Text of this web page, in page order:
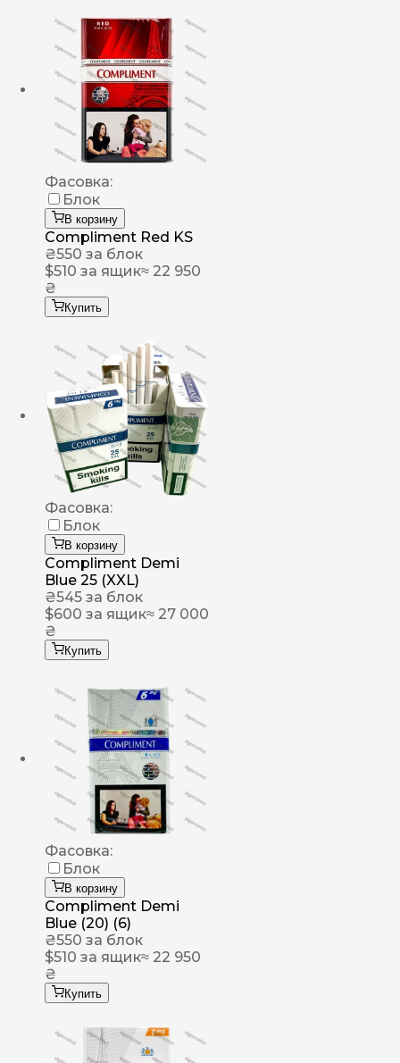
Фасовка:
Блок
В корзину
Compliment Red KS
₴550 за блок
$510 за ящик≈ 22 950
₴
Купить
Фасовка:
Блок
В корзину
Compliment Demi
Blue 25 (XXL)
₴545 за блок
$600 за ящик≈ 27 000
₴
Купить
Фасовка:
Блок
В корзину
Compliment Demi
Blue (20) (6)
₴550 за блок
$510 за ящик≈ 22 950
₴
Купить